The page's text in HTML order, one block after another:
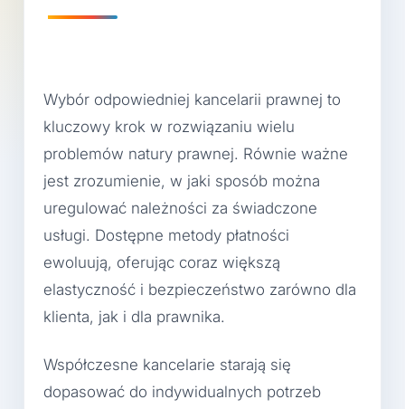
Wybór odpowiedniej kancelarii prawnej to
kluczowy krok w rozwiązaniu wielu
problemów natury prawnej. Równie ważne
jest zrozumienie, w jaki sposób można
uregulować należności za świadczone
usługi. Dostępne metody płatności
ewoluują, oferując coraz większą
elastyczność i bezpieczeństwo zarówno dla
klienta, jak i dla prawnika.
Współczesne kancelarie starają się
dopasować do indywidualnych potrzeb